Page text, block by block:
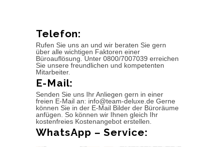
Telefon:
Rufen Sie uns an und wir beraten Sie gern
über alle wichtigen Faktoren einer
Büroauflösung. Unter 0800/7007039 erreichen
Sie unsere freundlichen und kompetenten
Mitarbeiter.
E-Mail:
Senden Sie uns Ihr Anliegen gern in einer
freien E-Mail an: info@team-deluxe.de Gerne
können Sie in der E-Mail Bilder der Büroräume
anfügen. So können wir Ihnen gleich Ihr
kostenfreies Kostenangebot erstellen.
WhatsApp – Service: